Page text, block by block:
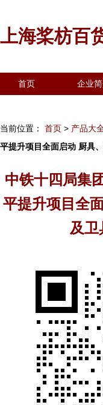
上海桨枋百
首页 企业
当前位置： 首页 > 产品大
平提升项目全面启动 厨具
中铁十四局集
平提升项目全
及卫